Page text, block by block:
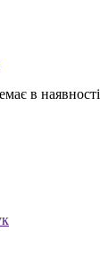
в наявності